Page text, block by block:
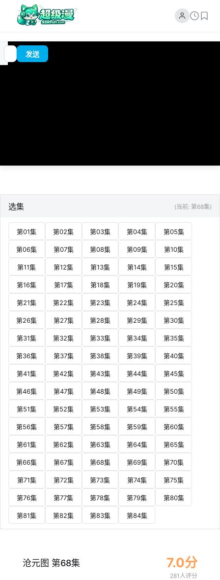
00:00
追
番
?发送
选集 (当前: 第68集)
第01集 第02集 第03集 第04集 第05集
第06集 第07集 第08集 第09集 第10集
第11集 第12集 第13集 第14集 第15集
第16集 第17集 第18集 第19集 第20集
第21集 第22集 第23集 第24集 第25集
第26集 第27集 第28集 第29集 第30集
第31集 第32集 第33集 第34集 第35集
第36集 第37集 第38集 第39集 第40集
第41集 第42集 第43集 第44集 第45集
第46集 第47集 第48集 第49集 第50集
第51集 第52集 第53集 第54集 第55集
第56集 第57集 第58集 第59集 第60集
第61集 第62集 第63集 第64集 第65集
第66集 第67集 第68集 第69集 第70集
第71集 第72集 第73集 第74集 第75集
第76集 第77集 第78集 第79集 第80集
第81集 第82集 第83集 第84集
沧元图 第68集 7.0分
281人评分